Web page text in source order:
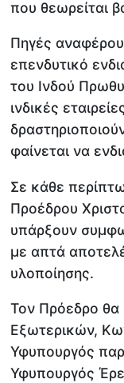
που θεωρείται
Πηγές
επενδυτικό
του Ινδού
ινδικές
φαίνεται να
Σε κάθε
Προέδρου
υπάρξουν
με απτά
υλοποίησης.
Τον Πρόεδρο θα
Εξωτερικών,
Υφυπουργός
Υφυπουργός